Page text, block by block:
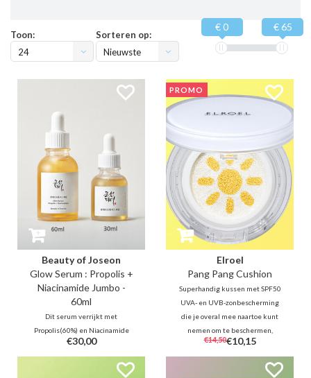
Toon:
24
Sorteren op:
Nieuwste
€ 0 € 65
Beauty of Joseon
Glow Serum : Propolis +
Niacinamide Jumbo -
60ml
Dit serum verrijkt met
Propolis(60%) en Niacinamide
(2%) helpt bij het bestrijden van
acne en flare-ups terwijl het je
huid glans en gloed geeft. De
€30,00
PROMO
Elroel
Pang Pang Cushion
Superhandig kussen met SPF50
UVA- en UVB-zonbescherming
die je overal mee naartoe kunt
nemen om te beschermen,
hydrateren en kalmeren. Naast
UV-bescherming kalmeert en
voedt het zonnekussen ook de
€14,50€10,15